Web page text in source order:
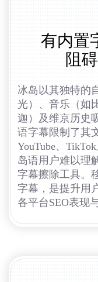
有内置
阻
冰岛以其独特的
光）、音乐（如
迦）及维京历史
语字幕限制了其
YouTube、
岛语用户难以理
字幕擦除工具。
字幕，是提升用
各平台SEO表现